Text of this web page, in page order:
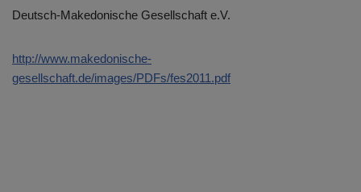
Deutsch-Makedonische Gesellschaft e.V.
http://www.makedonische-
gesellschaft.de/images/PDFs/fes2011.pdf